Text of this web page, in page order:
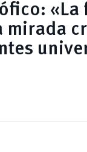
mirada